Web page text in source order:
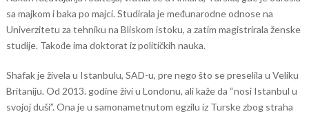
sa majkom i baka po majci. Studirala je međunarodne odnose na
Univerzitetu za tehniku na Bliskom istoku, a zatim magistrirala ženske
studije. Takođe ima doktorat iz političkih nauka.
Shafak je živela u Istanbulu, SAD-u, pre nego što se preselila u Veliku
Britaniju. Od 2013. godine živi u Londonu, ali kaže da “nosi Istanbul u
svojoj duši”. Ona je u samonametnutom egzilu iz Turske zbog straha